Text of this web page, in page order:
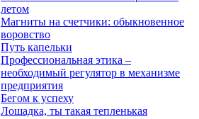
летом
Магниты на счетчики: обыкновенное
воровство
Путь капельки
Профессиональная этика –
необходимый регулятор в механизме
предприятия
Бегом к успеху
Лошадка, ты такая тепленькая